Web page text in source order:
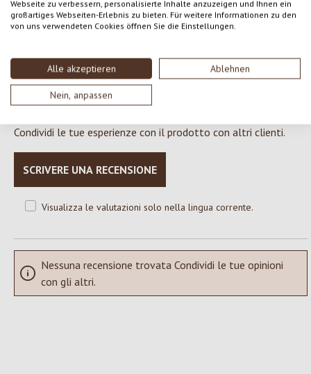
Webseite zu verbessern, personalisierte Inhalte anzuzeigen und Ihnen ein
großartiges Webseiten-Erlebnis zu bieten. Für weitere Informationen zu den
von uns verwendeten Cookies öffnen Sie die Einstellungen.
Alle akzeptieren Ablehnen
Nein, anpassen
0 di 0 valutazioni
Valutazione media di 0 su 5 stelle
Formula una valutazione!
Condividi le tue esperienze con il prodotto con altri clienti.
SCRIVERE UNA RECENSIONE
Visualizza le valutazioni solo nella lingua corrente.
Nessuna recensione trovata Condividi le tue opinioni
con gli altri.